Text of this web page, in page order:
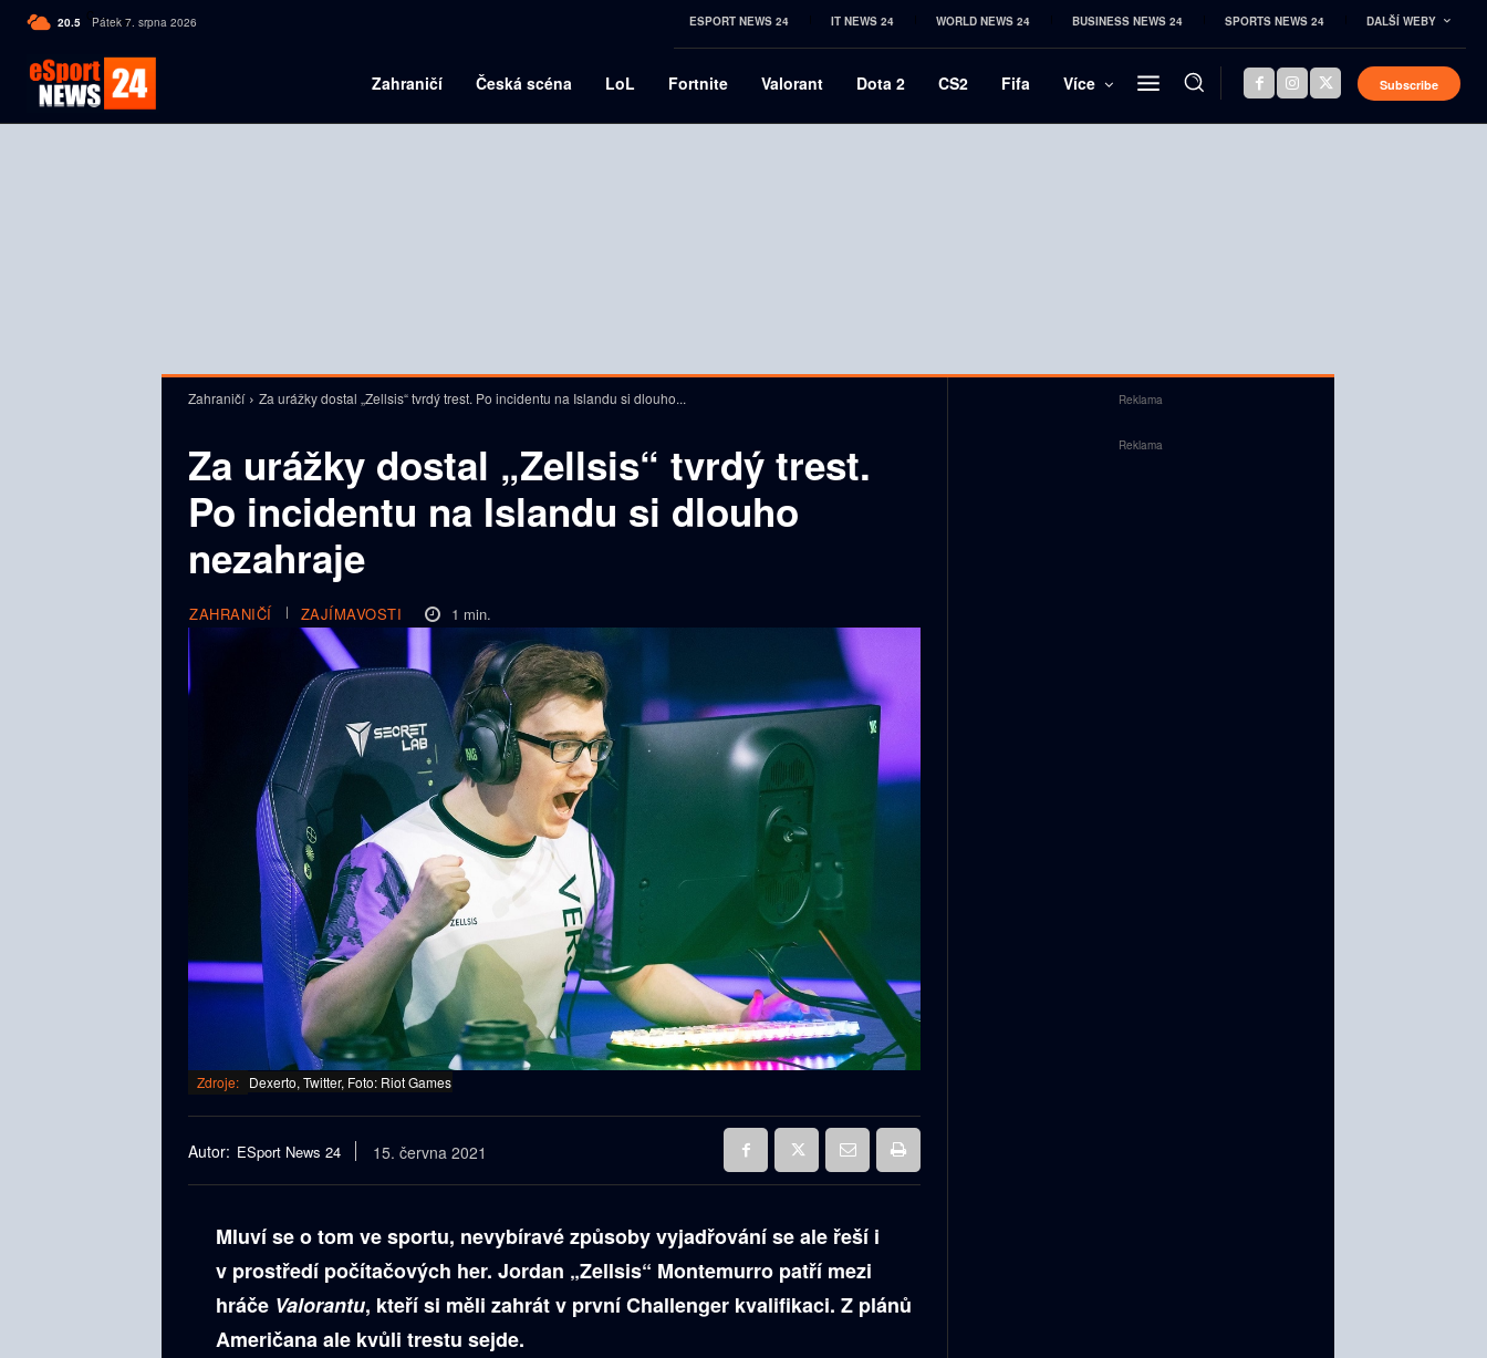
20.5 C Czech
Pátek 7. srpna 2026 ESPORT NEWS 24 IT NEWS 24 WORLD NEWS 24 BUSINESS NEWS 24 SPORTS NEWS 24 DALŠÍ WEBY
Zahraničí Česká scéna LoL Fortnite Valorant Dota 2 CS2 Fifa Více Subscribe
Zahraničí Za urážky dostal „Zellsis“ tvrdý trest. Po incidentu na Islandu si dlouho...
Za urážky dostal „Zellsis“ tvrdý trest.
Po incidentu na Islandu si dlouho
nezahraje
ZAHRANIČÍ ZAJÍMAVOSTI 1 min.
Zdroje: Dexerto, Twitter, Foto: Riot Games
Autor: ESport News 24 15. června 2021
Mluví se o tom ve sportu, nevybíravé způsoby vyjadřování se ale řeší i
v prostředí počítačových her. Jordan „Zellsis“ Montemurro patří mezi
hráče Valorantu, kteří si měli zahrát v první Challenger kvalifikaci. Z plánů
Američana ale kvůli trestu sejde.
Reklama
Reklama